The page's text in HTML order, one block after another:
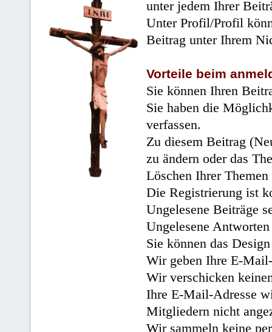
unter jedem Ihrer
Unter Profil/Profil
Beitrag unter Ihrem
Vorteile beim
Sie können Ihren
Sie haben die
verfassen.
Zu diesem Beitrag
zu ändern oder das
Löschen Ihrer
Die Registrierung ist
Ungelesene Beiträge
Ungelesene
Sie können das
Wir geben Ihre E-
Wir verschicken
Ihre E-Mail-Adresse
Mitgliedern nicht
Wir sammeln keine